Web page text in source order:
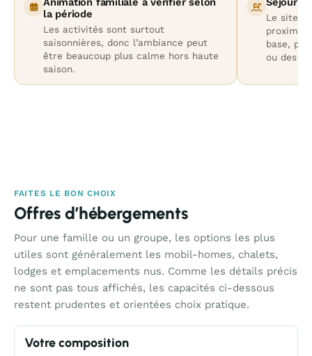
la période
Les activités sont surtout
saisonnières, donc l’ambiance peut
être beaucoup plus calme hors haute
saison.
Le site
base,
ou des
FAITES LE BON CHOIX
Offres d’hébergements
Pour une famille ou un groupe, les options les plus
utiles sont généralement les mobil-homes, chalets,
lodges et emplacements nus. Comme les détails précis
ne sont pas tous affichés, les capacités ci-dessous
restent prudentes et orientées choix pratique.
Votre composition